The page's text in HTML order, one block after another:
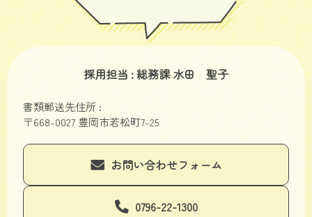
採用担当 : 総務課 水田 聖子
書類郵送先住所 :
〒668-0027 豊岡市若松町7-25
お問い合わせフォーム
0796-22-1300